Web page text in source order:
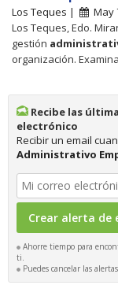
Los Teques |
May
Los Teques, Edo.
gestión
organización.
Recibe las
electrónico
Recibir un email
Administrativo
Ahorre tiempo para
ti.
Puedes cancelar las